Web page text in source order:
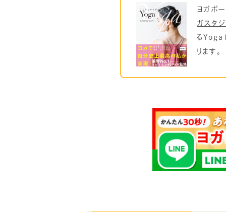
ヨガポ
ガスタ
るYoga
ります。